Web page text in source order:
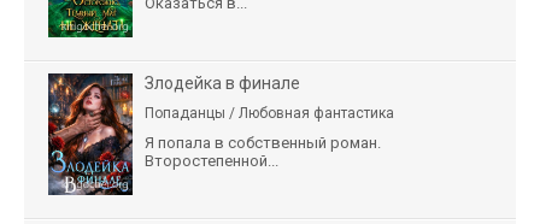
Злодейка в финале
Попаданцы / Любовная фантастика
Я попала в собственный роман.
Второстепенной...